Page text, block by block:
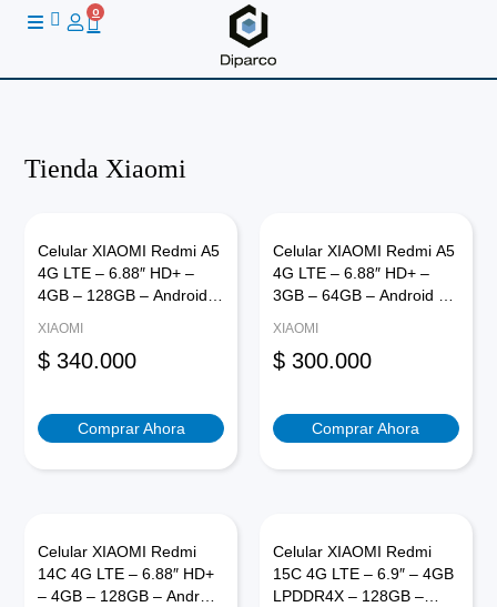
0
Cart
Tienda Xiaomi
Celular XIAOMI Redmi A5
4G LTE – 6.88″ HD+ –
4GB – 128GB – Android
XIAOMI
$ 340.000
Comprar Ahora
Celular XIAOMI Redmi A5
4G LTE – 6.88″ HD+ –
3GB – 64GB – Android 15
XIAOMI
$ 300.000
Comprar Ahora
Celular XIAOMI Redmi
14C 4G LTE – 6.88″ HD+
– 4GB – 128GB – Android
Celular XIAOMI Redmi
15C 4G LTE – 6.9″ – 4GB
LPDDR4X – 128GB –